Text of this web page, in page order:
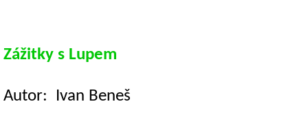
Zážitky s Lupem
Autor: Ivan Beneš